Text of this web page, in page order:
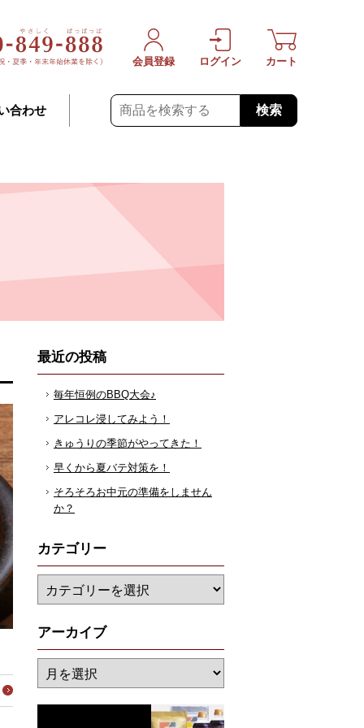
合わせ 検索
会員登録 ログイン カート
最近の投稿
毎年恒例のBBQ大会♪
アレコレ浸してみよう！
きゅうりの季節がやってきた！
早くから夏バテ対策を！
そろそろお中元の準備をしません
か？
カテゴリー
アーカイブ